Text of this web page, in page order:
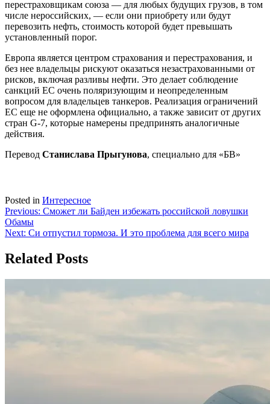
перестраховщикам союза — для любых будущих грузов, в том
числе нероссийских, — если они приобрету или будут
перевозить нефть, стоимость которой будет превышать
установленный порог.
Европа является центром страхования и перестрахования, и
без нее владельцы рискуют оказаться незастрахованными от
рисков, включая разливы нефти. Это делает соблюдение
санкций ЕС очень поляризующим и неопределенным
вопросом для владельцев танкеров. Реализация ограничений
ЕС еще не оформлена официально, а также зависит от других
стран G-7, которые намерены предпринять аналогичные
действия.
Перевод Станислава Прыгунова, специально для «БВ»
Posted in Интересное
Навигация
по
Previous: Сможет ли Байден избежать российской ловушки
Обамы
Next: Си отпустил тормоза. И это проблема для всего мира
Related Posts